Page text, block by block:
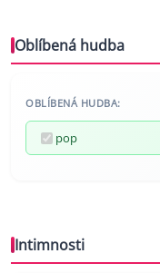
Oblíbená hudba
OBLÍBENÁ HUDBA:
pop
Intimnosti